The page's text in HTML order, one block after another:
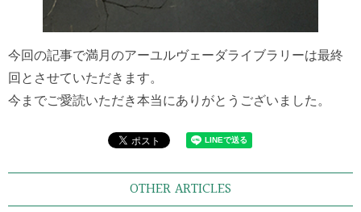
今回の記事で満月のアーユルヴェーダライブラリーは最終
回とさせていただきます。
今までご愛読いただき本当にありがとうございました。
OTHER ARTICLES